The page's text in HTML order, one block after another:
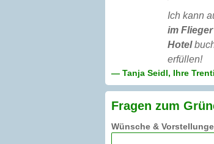
Ich kann
im Flieger
Hotel
erfüllen!
— Tanja Seidl, Ihre
Fragen zum
Wünsche &